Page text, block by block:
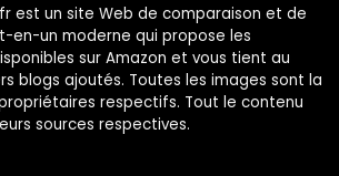
Argent Cyber
est un site Web de comparaison et de
en-un moderne qui propose les
sur Amazon et vous tient au
blogs ajoutés. Toutes les images sont la
respectifs. Tout le contenu
sources respectives.